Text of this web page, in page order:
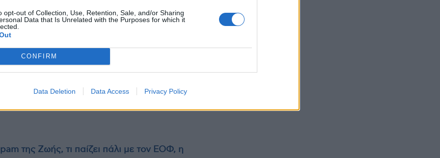
opt-out of Collection, Use, Retention, Sale, and/or Sharing
Data that Is Unrelated with the Purposes for which it
CONFIRM
Data Deletion Data Access Privacy Policy
ιατρική.
και επιστημονικά αποτελέσματα τα
γίνεται τόσος ντόρος. Γι’ αυτό, αν βγει
ενώ στην πραγματικότητα δεν τα
τρόπο, κάνει ζημιά σε όλο το επιστημονικό
να μην επιτρέπεται. Αν λένε ότι
προσθέτει ο κ. Κολιάκος.
της Ζωής, τι παίζει πάλι με τον ΕΟΦ, η